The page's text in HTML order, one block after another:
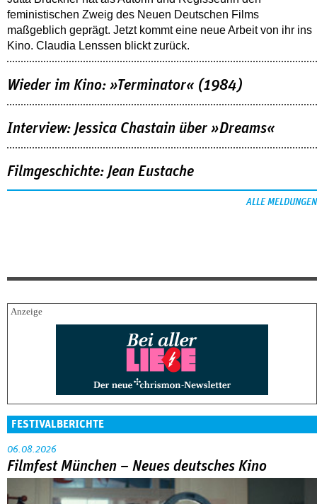
feministischen Zweig des Neuen Deutschen Films
maßgeblich geprägt. Jetzt kommt eine neue Arbeit von ihr ins
Kino. Claudia Lenssen blickt zurück.
Wieder im Kino: »Terminator« (1984)
Interview: Jessica Chastain über »Dreams«
Filmgeschichte: Jean Eustache
ALLE MELDUNGEN
FESTIVALBERICHTE
06.08.2026
Filmfest München – Neues deutsches Kino